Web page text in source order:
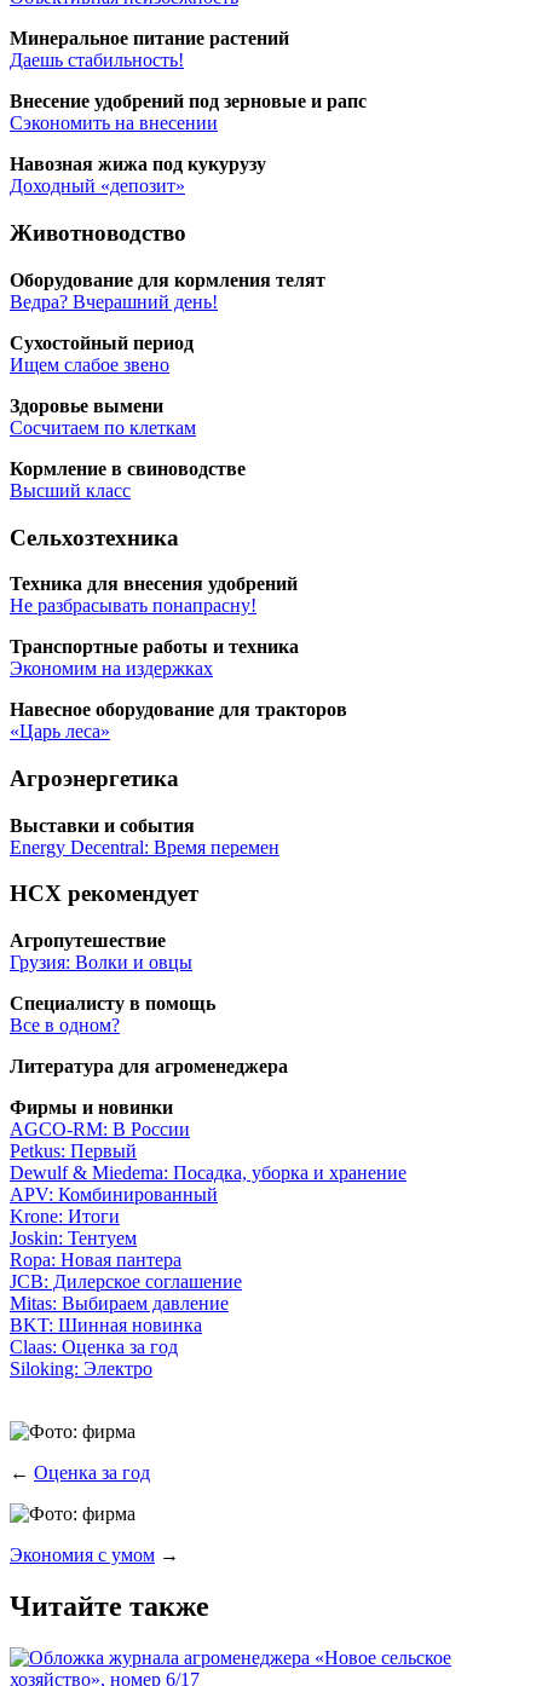
Мине­раль­ное пита­ние растений
Даешь ста­биль­ность!
Вне­се­ние удоб­ре­ний под зер­но­вые и рапс
Сэко­но­мить на внесении
Навоз­ная жижа под кукурузу
Доход­ный «депо­зит»
Животноводство
Обо­ру­до­ва­ние для корм­ле­ния телят
Вед­ра? Вче­раш­ний день!
Сухо­стой­ный период
Ищем сла­бое звено
Здо­ро­вье вымени
Сосчи­та­ем по клеткам
Корм­ле­ние в свиноводстве
Выс­ший класс
Сельхозтехника
Тех­ни­ка для вне­се­ния удобрений
Не раз­бра­сы­вать понапрасну!
Транс­порт­ные рабо­ты и техника
Эко­но­мим на издержках
Навес­ное обо­ру­до­ва­ние для тракторов
«Царь леса»
Агроэнергетика
Выстав­ки и события
Energy Deсentral: Вре­мя перемен
НСХ рекомендует
Агро­пу­те­ше­ствие
Гру­зия: Вол­ки и овцы
Спе­ци­а­ли­сту в помощь
Все в одном?
Лите­ра­ту­ра для агроменеджера
Фир­мы и новинки
AGCO-RM: В России
Petkus: Пер­вый
Dewulf & Miedema: Посад­ка, убор­ка и хранение
APV: Ком­би­ни­ро­ван­ный
Krone: Ито­ги
Joskin: Тен­ту­ем
Ropa: Новая пантера
JCB: Дилер­ское соглашение
Mitas: Выби­ра­ем давление
BKT: Шин­ная новинка
Claas: Оцен­ка за год
Siloking: Элек­тро
← Оценка за год
Экономия с умом →
Читайте также